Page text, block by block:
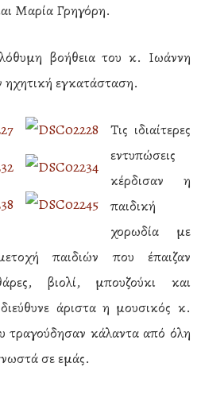
Μαρία Γρηγόρη.
βοήθεια του κ. Ιωάννη
ηχητική εγκατάσταση.
Τις ιδιαίτερες
εντυπώσεις
κέρδισαν η
παιδική
χορωδία με
παιδιών που έπαιζαν
βιολί, μπουζούκι και
άριστα η μουσικός κ.
τραγούδησαν κάλαντα από όλη
σε εμάς.